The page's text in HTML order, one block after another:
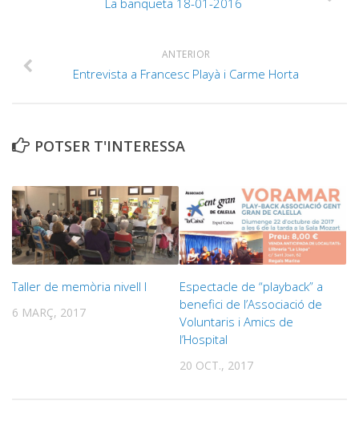
La banqueta 18-01-2016
ANTERIOR
Entrevista a Francesc Playà i Carme Horta
POTSER T'INTERESSA
Taller de memòria nivell I
6 MARÇ, 2017
Espectacle de “playback” a
benefici de l’Associació de
Voluntaris i Amics de
l’Hospital
20 OCT., 2017